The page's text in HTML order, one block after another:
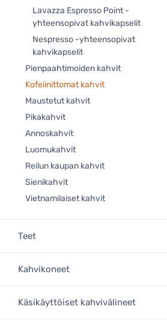
Lavazza Espresso Point -
yhteensopivat kahvikapselit
Nespresso -yhteensopivat
kahvikapselit
Pienpaahtimoiden kahvit
Kofeiinittomat kahvit
Maustetut kahvit
Pikakahvit
Annoskahvit
Luomukahvit
Reilun kaupan kahvit
Sienikahvit
Vietnamilaiset kahvit
Teet
Kahvikoneet
Käsikäyttöiset kahvivälineet